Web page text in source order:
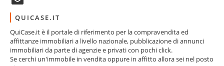
QUICASE.IT
QuiCase.it è il portale di riferimento per la compravendita ed
affittanze immobiliari a livello nazionale, pubblicazione di annunci
immobiliari da parte di agenzie e privati con pochi click.
Se cerchi un'immobile in vendita oppure in affitto allora sei nel posto